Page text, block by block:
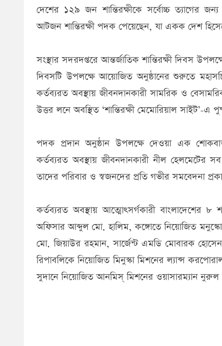
দেশের ১২৯ জন শান্তিরক্ষীকে সর্বোচ্চ ত্যাগের
আটজন শান্তিরক্ষী পদক পেয়েছেন, যা একক দেশ
‍সংস্থার সদরদপ্তরে আন্তর্জাতিক শান্তিরক্ষী দিবস
দিবসটি উপলক্ষে আয়োজিত অনুষ্ঠানের শুরুতে
কর্তব্যরত অবস্থায় জীবনদানকারী সামরিক ও
উত্তর লনে অবস্থিত ‘শান্তিরক্ষী মেমোরিয়াল সাইট’-এ
পদক প্রদান অনুষ্ঠান উপলক্ষে দেওয়া এক
কর্তব্যরত অবস্থায় জীবনদানকারী নীল হেলমেটের
তাদের পরিবার ও স্বজনদের প্রতি গভীর সমবেদনা
কর্তব্যরত অবস্থায় আত্মোৎসর্গকারী বাংলাদেশের ৮
অফিসার আব্দুল মো. হালিম, কঙ্গোতে নিয়োজিত
মো. জিয়াউর রহমান, সার্জেন্ট এমডি মোবারক
রিপাবলিকে নিয়োজিত মিনুস্কা মিশনের ল্যান্স
সুদানে নিয়োজিত আনমিস্ মিশনের ওয়াসারম্যান